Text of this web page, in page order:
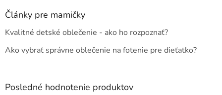
Články pre mamičky
Kvalitné detské oblečenie - ako ho rozpoznať?
Ako vybrať správne oblečenie na fotenie pre dieťatko?
Posledné hodnotenie produktov